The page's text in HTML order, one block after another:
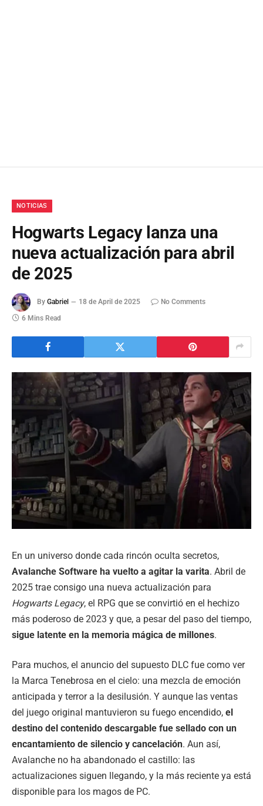
NOTICIAS
Hogwarts Legacy lanza una
nueva actualización para abril
de 2025
By Gabriel 18 de April de 2025
No Comments
6 Mins Read
En un universo donde cada rincón oculta secretos,
Avalanche Software ha vuelto a agitar la varita. Abril de
2025 trae consigo una nueva actualización para
Hogwarts Legacy, el RPG que se convirtió en el hechizo
más poderoso de 2023 y que, a pesar del paso del tiempo,
sigue latente en la memoria mágica de millones.
Para muchos, el anuncio del supuesto DLC fue como ver
la Marca Tenebrosa en el cielo: una mezcla de emoción
anticipada y terror a la desilusión. Y aunque las ventas
del juego original mantuvieron su fuego encendido, el
destino del contenido descargable fue sellado con un
encantamiento de silencio y cancelación. Aun así,
Avalanche no ha abandonado el castillo: las
actualizaciones siguen llegando, y la más reciente ya está
disponible para los magos de PC.